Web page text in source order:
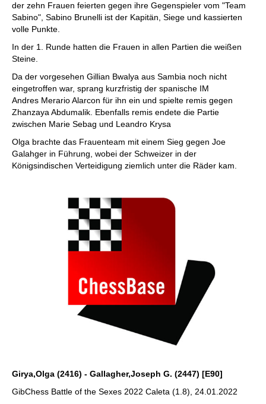
der zehn Frauen feierten gegen ihre Gegenspieler vom "Team
Sabino", Sabino Brunelli ist der Kapitän, Siege und kassierten
volle Punkte.
In der 1. Runde hatten die Frauen in allen Partien die weißen
Steine.
Da der vorgesehen Gillian Bwalya aus Sambia noch nicht
eingetroffen war, sprang kurzfristig der spanische IM
Andres Merario Alarcon für ihn ein und spielte remis gegen
Zhanzaya Abdumalik. Ebenfalls remis endete die Partie
zwischen Marie Sebag und Leandro Krysa
Olga brachte das Frauenteam mit einem Sieg gegen Joe
Galahger in Führung, wobei der Schweizer in der
Königsindischen Verteidigung ziemlich unter die Räder kam.
Girya,Olga (2416) - Gallagher,Joseph G. (2447) [E90]
GibChess Battle of the Sexes 2022 Caleta (1.8), 24.01.2022